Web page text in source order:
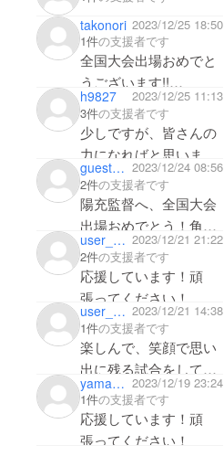
takonori 2023/12/25 18:50
1件の支援者です
全国大会出場おめでと
うございます!!
家族全員で応援してい
ますよ。
目指せ全国優勝
h9827
2023/12/25 11:13
3件の支援者です
少しですが、皆さんの
力になればと思いま
す。思いっきり楽しん
できてください！
gueste049d77e6c04 2023/12/24 08:56
2件の支援者です
陽充監督へ、全国大会
出場おめでとう！角谷
のとこのバスケとい
い、地元を離れた同級
生の私としては地元
ユーススポーツチーム
の活躍に感動してま
す！募金ほんの少しで
申し訳ないけど…これ
からも是非みんなで盛
り上がって頑張って下
さい！ 河原木
user_a1d011c45314 2023/12/21 21:22
2件の支援者です
応援しています！頑
張ってください！
user_2ecf919d9fb4 2023/12/21 14:38
1件の支援者です
楽しんで、笑顔で思い
出に残る試合をしてき
てください。
応援しています！
頑張れ❗️ 八戸選抜‼️
yamauchi_taku 2023/12/19 23:24
1件の支援者です
応援しています！頑
張ってください！